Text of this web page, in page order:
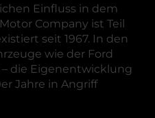
Einfluss in dem
Company ist Teil
seit 1967. In den
wie der Ford
die Eigenentwicklung
Jahre in Angriff